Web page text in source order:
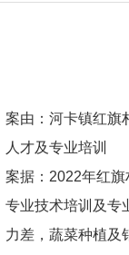
案由：河卡镇红旗
人才及专业培训
案据：2022年红
专业技术培训及专
力差，蔬菜种植及